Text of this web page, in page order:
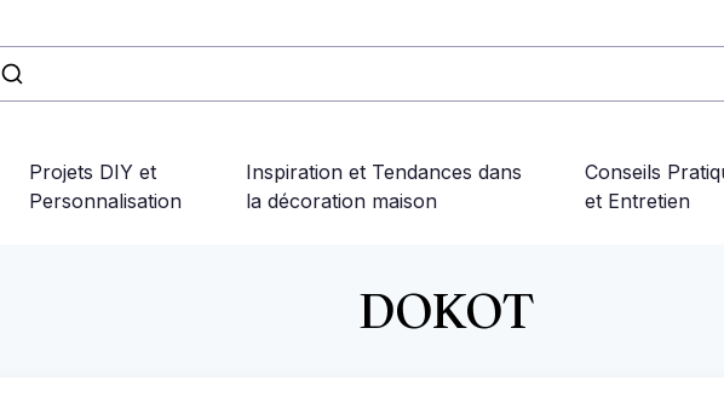
Projets DIY et
Personnalisation
Inspiration et Tendances dans
la décoration maison
Conseils
et Entretien
DOKOT